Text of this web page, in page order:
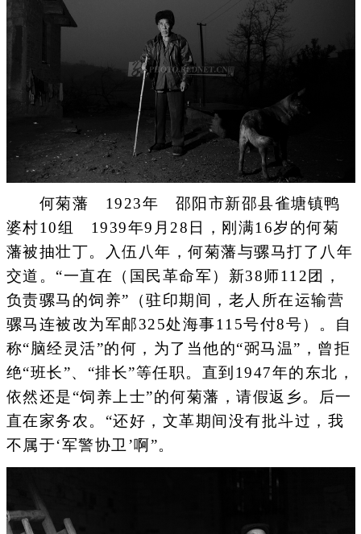
何菊藩 1923年 邵阳市新邵县雀塘镇鸭
婆村10组 1939年9月28日，刚满16岁的何菊
藩被抽壮丁。入伍八年，何菊藩与骡马打了八年
交道。“一直在（国民革命军）新38师112团，
负责骡马的饲养”（驻印期间，老人所在运输营
骡马连被改为军邮325处海事115号付8号）。自
称“脑经灵活”的何，为了当他的“弼马温”，曾拒
绝“班长”、“排长”等任职。直到1947年的东北，
依然还是“饲养上士”的何菊藩，请假返乡。后一
直在家务农。“还好，文革期间没有批斗过，我
不属于‘军警协卫’啊”。